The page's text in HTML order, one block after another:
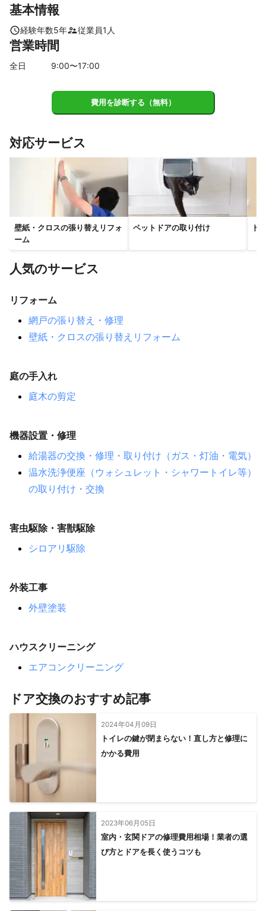
戸田市 蕨市
新座市
草加市 さいたま市
八潮市
越谷市
基本情報
経験年数5年 従業員1 人
営業時間
全日 9:00〜17:00
費用を診断する（無料）
対応サービス
壁紙・クロスの張り替えリフォ
ーム
ペットドアの取り付け ド
人気のサービス
リフォーム
網戸の張り替え・修理
壁紙・クロスの張り替えリフォーム
庭の手入れ
庭木の剪定
機器設置・修理
給湯器の交換・修理・取り付け（ガス・灯油・電気）
温水洗浄便座（ウォシュレット・シャワートイレ等）
の取り付け・交換
害虫駆除・害獣駆除
シロアリ駆除
外装工事
外壁塗装
ハウスクリーニング
エアコンクリーニング
ドア交換のおすすめ記事
2024年04月09日
トイレの鍵が閉まらない！直し方と修理に
かかる費用
2023年06月05日
室内・玄関ドアの修理費用相場！業者の選
び方とドアを長く使うコツも